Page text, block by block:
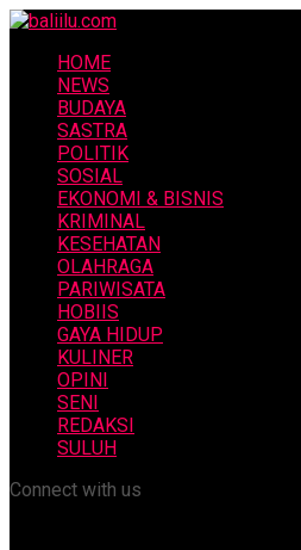
HOME
NEWS
BUDAYA
SASTRA
POLITIK
SOSIAL
EKONOMI & BISNIS
KRIMINAL
KESEHATAN
OLAHRAGA
PARIWISATA
HOBIIS
GAYA HIDUP
KULINER
OPINI
SENI
REDAKSI
SULUH
Connect with us